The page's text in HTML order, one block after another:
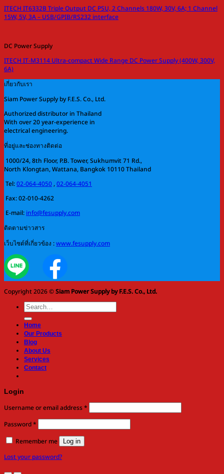
ITECH IT6332B Triple Output DC PSU, 2 Channels 180W, 30V, 6A; 1 Channel
15W, 5V, 3A – USB/GPIB/RS232 interface
DC Power Supply
ITECH IT-M3114 Ultra-compact Wide Range DC Power Supply (400W, 300V,
6A)
เกี่ยวกับเรา
Siam Power Supply by F.E.S. Co., Ltd.
Authorized distributor in Thailand
With over 20 year-experience in
electrical engineering.
ที่อยู่และช่องทางติดต่อ
1000/24, 8th Floor, P.B. Tower, Sukhumvit 71 Rd.,
North Klongtan, Wattana, Bangkok 10110 Thailand
Tel:02-064-4050,02-064-4051
Fax: 02-010-4262
E-mail: info@fesupply.com
ติดตามข่าวสาร
เว็บไซต์ที่เกี่ยวข้อง :www.fesupply.com
Copyright 2026 ©Siam Power Supply by F.E.S. Co., Ltd.
Search
for:
Home
Our Products
Blog
About Us
Services
Contact
Login
Username or email address*
Password*
Remember me Log in
Lost your password?